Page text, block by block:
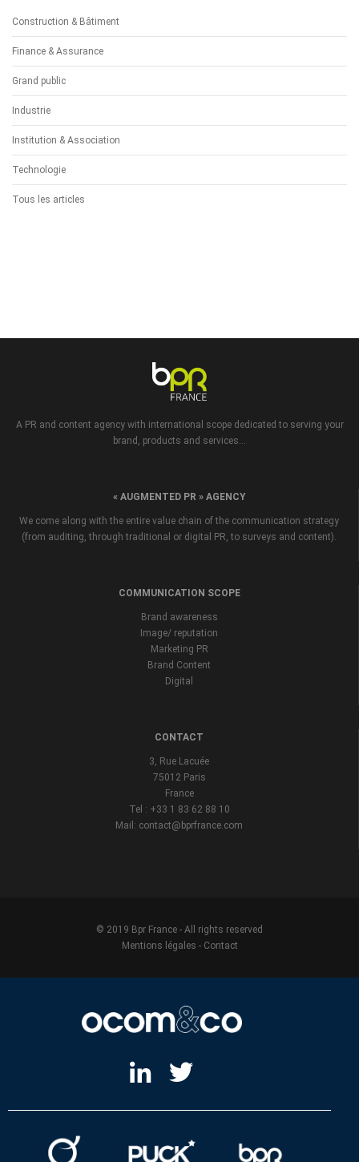
Construction & Bâtiment
Finance & Assurance
Grand public
Industrie
Institution & Association
Technologie
Tous les articles
A PR and content agency with international scope dedicated to serving your
brand, products and services...
« AUGMENTED PR » AGENCY
We come along with the entire value chain of the communication strategy
(from auditing, through traditional or digital PR, to surveys and content).
COMMUNICATION SCOPE
Brand awareness
Image/ reputation
Marketing PR
Brand Content
Digital
CONTACT
3, Rue Lacuée
75012 Paris
France
Tel : +33 1 83 62 88 10
Mail: contact@bprfrance.com
© 2019 Bpr France - All rights reserved
Mentions légales - Contact